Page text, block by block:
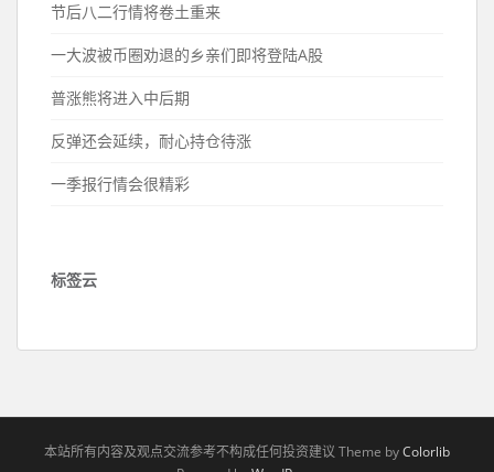
节后八二行情将卷土重来
一大波被币圈劝退的乡亲们即将登陆A股
普涨熊将进入中后期
反弹还会延续，耐心持仓待涨
一季报行情会很精彩
标签云
本站所有内容及观点交流参考不构成任何投资建议 Theme byColorlib